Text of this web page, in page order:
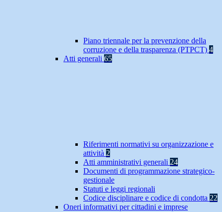
Piano triennale per la prevenzione della
corruzione e della trasparenza (PTPCT) 4
Atti generali 65
Riferimenti normativi su organizzazione e
attività 2
Atti amministrativi generali 24
Documenti di programmazione strategico-
gestionale
Statuti e leggi regionali
Codice disciplinare e codice di condotta 22
Oneri informativi per cittadini e imprese